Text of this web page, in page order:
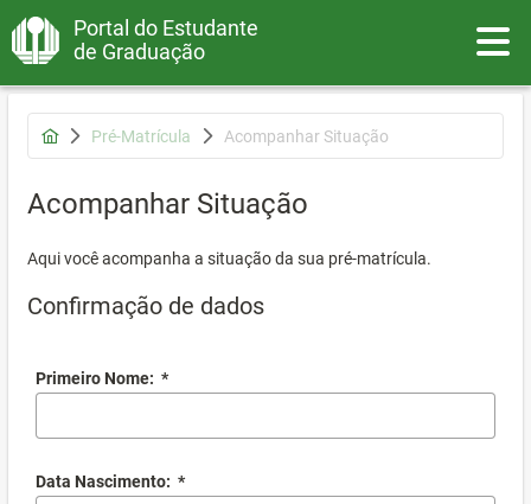
Portal do Estudante
de Graduação
Pré-Matrícula Acompanhar Situação
Acompanhar Situação
Aqui você acompanha a situação da sua pré-matrícula.
Confirmação de dados
Primeiro Nome: *
Data Nascimento: *